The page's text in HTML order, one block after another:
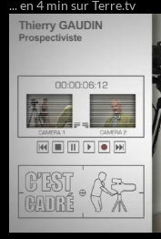
... en 4 min sur Terre.tv